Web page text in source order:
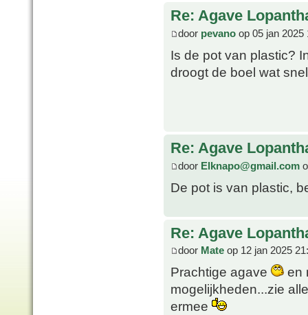
Re: Agave
door pevano op 05 jan 2025
Is de pot van plastic?
droogt de boel wat
Re: Agave
door Elknapo@gmail.com
De pot is van plastic,
Re: Agave
door Mate op 12 jan 2025
Prachtige agave
en
mogelijkheden...zie
ermee